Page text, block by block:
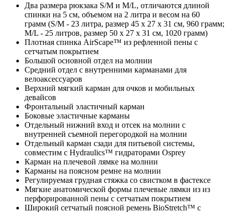
Два размера рюкзака S/M и M/L, отличаются длиной
спинки на 5 см, объемом на 2 литра и весом на 60
грамм (S/M - 23 литра, размер 45 х 27 х 31 см, 960 грамм;
M/L - 25 литров, размер 50 х 27 х 31 см, 1020 грамм)
Плотная спинка AirScape™ из рефленной пены с
сетчатым покрытием
Большой основной отдел на молнии
Средний отдел с внутренними карманами для
велоаксессуаров
Верхний мягкий карман для очков и мобильных
девайсов
Фронтальный эластичный карман
Боковые эластичные карманы
Отдельный нижний вход и отсек на молнии с
внутренней съемной перегородкой на молнии
Отдельный карман сзади для питьевой системы,
совместим с Hydraulics™ гидраторами Osprey
Карман на плечевой лямке на молнии
Карманы на поясном ремне на молнии
Регулируемая грудная стяжка со свистком в фастексе
Мягкие анатомической формы плечевые лямки из из
перфорированной пены с сетчатым покрытием
Широкий сетчатый поясной ремень BioStretch™ с